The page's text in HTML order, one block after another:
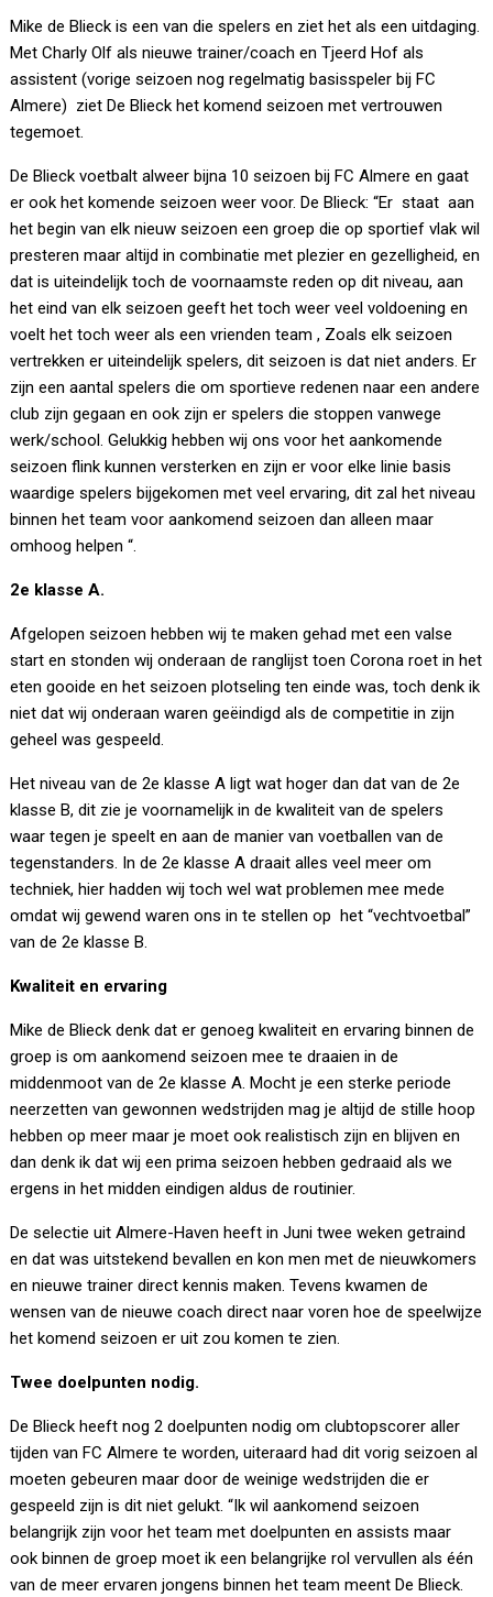
Mike de Blieck is een van die spelers en ziet het als een uitdaging.
Met Charly Olf als nieuwe trainer/coach en Tjeerd Hof als
assistent (vorige seizoen nog regelmatig basisspeler bij FC
Almere) ziet De Blieck het komend seizoen met vertrouwen
tegemoet.
De Blieck voetbalt alweer bijna 10 seizoen bij FC Almere en gaat
er ook het komende seizoen weer voor. De Blieck: “Er staat aan
het begin van elk nieuw seizoen een groep die op sportief vlak wil
presteren maar altijd in combinatie met plezier en gezelligheid, en
dat is uiteindelijk toch de voornaamste reden op dit niveau, aan
het eind van elk seizoen geeft het toch weer veel voldoening en
voelt het toch weer als een vrienden team , Zoals elk seizoen
vertrekken er uiteindelijk spelers, dit seizoen is dat niet anders. Er
zijn een aantal spelers die om sportieve redenen naar een andere
club zijn gegaan en ook zijn er spelers die stoppen vanwege
werk/school. Gelukkig hebben wij ons voor het aankomende
seizoen flink kunnen versterken en zijn er voor elke linie basis
waardige spelers bijgekomen met veel ervaring, dit zal het niveau
binnen het team voor aankomend seizoen dan alleen maar
omhoog helpen “.
2e klasse A.
Afgelopen seizoen hebben wij te maken gehad met een valse
start en stonden wij onderaan de ranglijst toen Corona roet in het
eten gooide en het seizoen plotseling ten einde was, toch denk ik
niet dat wij onderaan waren geëindigd als de competitie in zijn
geheel was gespeeld.
Het niveau van de 2e klasse A ligt wat hoger dan dat van de 2e
klasse B, dit zie je voornamelijk in de kwaliteit van de spelers
waar tegen je speelt en aan de manier van voetballen van de
tegenstanders. In de 2e klasse A draait alles veel meer om
techniek, hier hadden wij toch wel wat problemen mee mede
omdat wij gewend waren ons in te stellen op het “vechtvoetbal”
van de 2e klasse B.
Kwaliteit en ervaring
Mike de Blieck denk dat er genoeg kwaliteit en ervaring binnen de
groep is om aankomend seizoen mee te draaien in de
middenmoot van de 2e klasse A. Mocht je een sterke periode
neerzetten van gewonnen wedstrijden mag je altijd de stille hoop
hebben op meer maar je moet ook realistisch zijn en blijven en
dan denk ik dat wij een prima seizoen hebben gedraaid als we
ergens in het midden eindigen aldus de routinier.
De selectie uit Almere-Haven heeft in Juni twee weken getraind
en dat was uitstekend bevallen en kon men met de nieuwkomers
en nieuwe trainer direct kennis maken. Tevens kwamen de
wensen van de nieuwe coach direct naar voren hoe de speelwijze
het komend seizoen er uit zou komen te zien.
Twee doelpunten nodig.
De Blieck heeft nog 2 doelpunten nodig om clubtopscorer aller
tijden van FC Almere te worden, uiteraard had dit vorig seizoen al
moeten gebeuren maar door de weinige wedstrijden die er
gespeeld zijn is dit niet gelukt. “Ik wil aankomend seizoen
belangrijk zijn voor het team met doelpunten en assists maar
ook binnen de groep moet ik een belangrijke rol vervullen als één
van de meer ervaren jongens binnen het team meent De Blieck.